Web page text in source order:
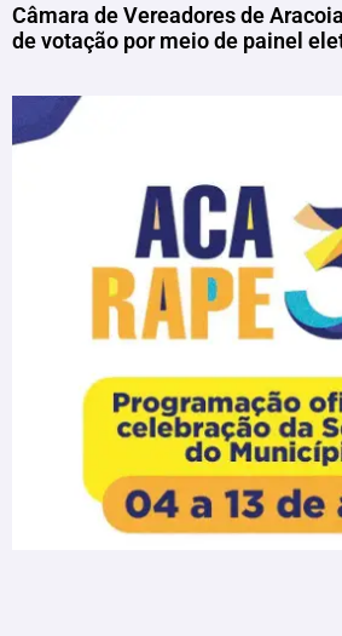
Câmara de Vereadores de
de votação por meio de painel